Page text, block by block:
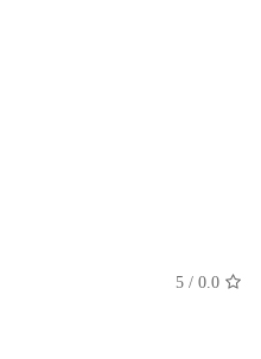
0.0
/
5